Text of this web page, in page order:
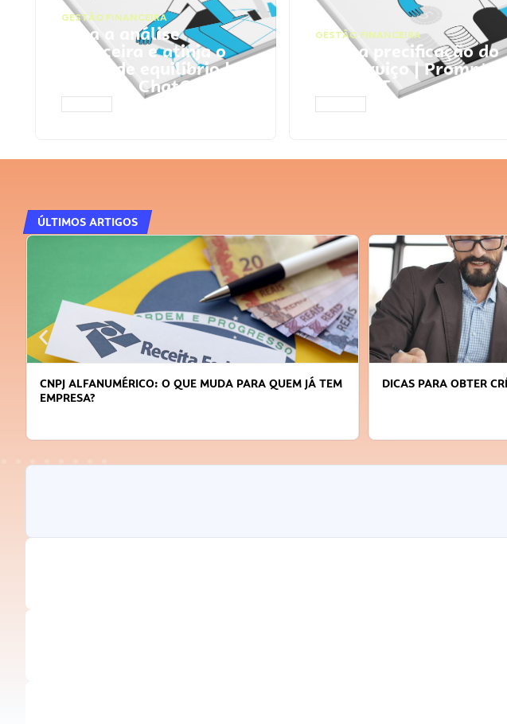
GESTÃO FINANCEIRA
Faça a análise
financeira e atinja o
ponto de equilíbrio |
Prompts ChatGPT
GESTÃO FINANCEIRA
Faça a precificação do
seu serviço | Prompts
ChatGPT
ÚLTIMOS ARTIGOS
PARA QUEM JÁ TEM DICAS PARA OBTER CRÉDITO